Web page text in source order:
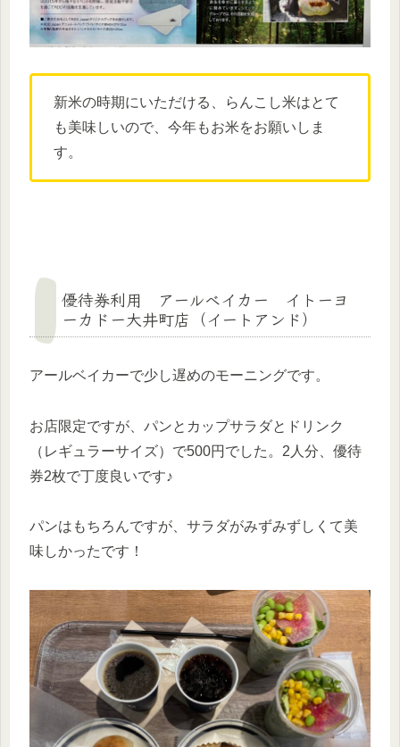
新米の時期にいただける、らんこし米はとて
も美味しいので、今年もお米をお願いしま
す。
優待券利用 アールベイカー イトーヨ
ーカドー大井町店（イートアンド）
アールベイカーで少し遅めのモーニングです。
お店限定ですが、パンとカップサラダとドリンク
（レギュラーサイズ）で500円でした。2人分、優待
券2枚で丁度良いです♪
パンはもちろんですが、サラダがみずみずしくて美
味しかったです！